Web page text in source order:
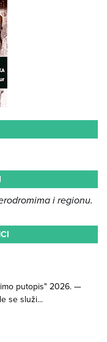
i regionu.
putopis" 2026. —
se služi...